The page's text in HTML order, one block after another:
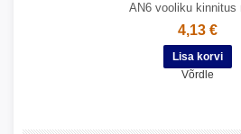
AN6 vooliku kinnitus
4,13 €
Võrdle